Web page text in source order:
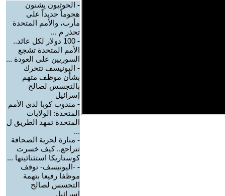
- الحوثيون يشنون
هجوماً جديداً على
مأرب، والأمم المتحدة
تحذر م ...
-
100 دولار لكل عائد..
الأمم المتحدة تشجع
السوريين على العودة ...
- اليونيسف تتحرك
بشأن موظف متهم
بالتجسس لصالح
إسرائيل
- مندوب كوبا لدى الأمم
المتحدة: الولايات
المتحدة تمهد الطريق ل
...
- منارة لحرية الصحافة
تتراجع.. كيف خسرت
كوستاريكا استثنائيتها ...
- -اليونيسف- توقف
موظفا رفيعا بتهمة
التجسس لصالح
إسرائيل